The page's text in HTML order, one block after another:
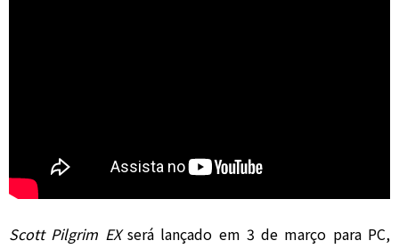
Scott Pilgrim EXserá lançado em 3 de março para PC,